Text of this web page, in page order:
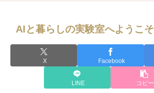
AIと暮らしの実験室へようこそ
X Facebook
LINE コピー